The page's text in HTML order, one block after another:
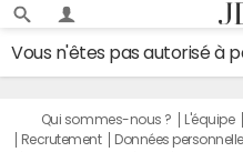
Vous n'êtes pas autorisé à
Qui sommes-nous ? L'équipe
Recrutement
Données